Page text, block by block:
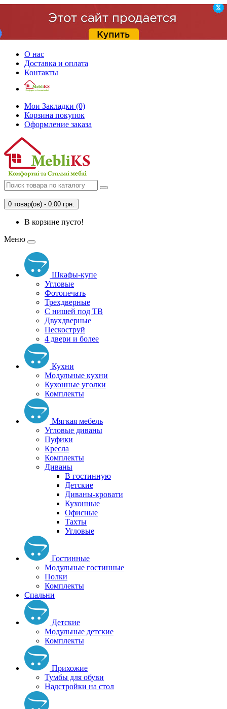
О нас
Доставка и оплата
Контакты
Мои Закладки (0)
Корзина покупок
Оформление заказа
0 товар(ов) - 0.00 грн.
В корзине пусто!
Меню
Шкафы-купе
Угловые
Фотопечать
Трехдверные
С нишей под ТВ
Двухдверные
Пескоструй
4 двери и более
Кухни
Модульные кухни
Кухонные уголки
Комплекты
Мягкая мебель
Угловые диваны
Пуфики
Кресла
Комплекты
Диваны
В гостинную
Детские
Диваны-кровати
Кухонные
Офисные
Тахты
Угловые
Гостинные
Модульные гостинные
Полки
Комплекты
Спальни
Детские
Модульные детские
Комплекты
Прихожие
Тумбы для обуви
Надстройки на стол